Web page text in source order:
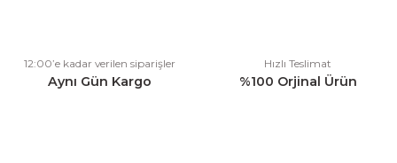
Ürün açıklamasında eksik bilgiler bulunuyor.
Ürün bilgilerinde hatalar bulunuyor.
12:00’e kadar verilen siparişler
Aynı Gün Kargo
Hızlı Teslimat
%100 Orjinal Ürün